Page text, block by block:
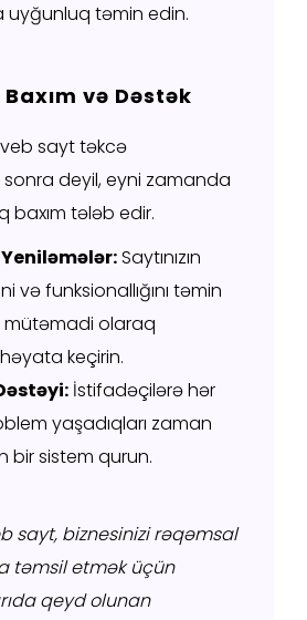
uyğunluq təmin edin.
və Dəstək
sayt təkcə
sonra deyil, eyni zamanda
baxım tələb edir.
Saytınızın
və funksionallığını təmin
mütəmadi olaraq
keçirin.
İstifadəçilərə hər
yaşadıqları zaman
bir sistem qurun.
sayt, biznesinizi rəqəmsal
təmsil etmək üçün
qeyd olunan